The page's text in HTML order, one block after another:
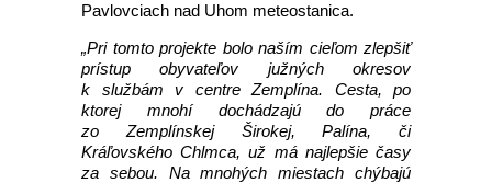
Pavlovciach nad Uhom meteostanica.
„Pri tomto projekte bolo naším cieľom zlepšiť
prístup obyvateľov južných okresov
k službám v centre Zemplína. Cesta, po
ktorej mnohí dochádzajú do práce
zo Zemplínskej Širokej, Palína, či
Kráľovského Chlmca, už má najlepšie časy
za sebou. Na mnohých miestach chýbajú